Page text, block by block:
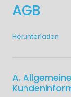
AGB
Herunterladen
A.